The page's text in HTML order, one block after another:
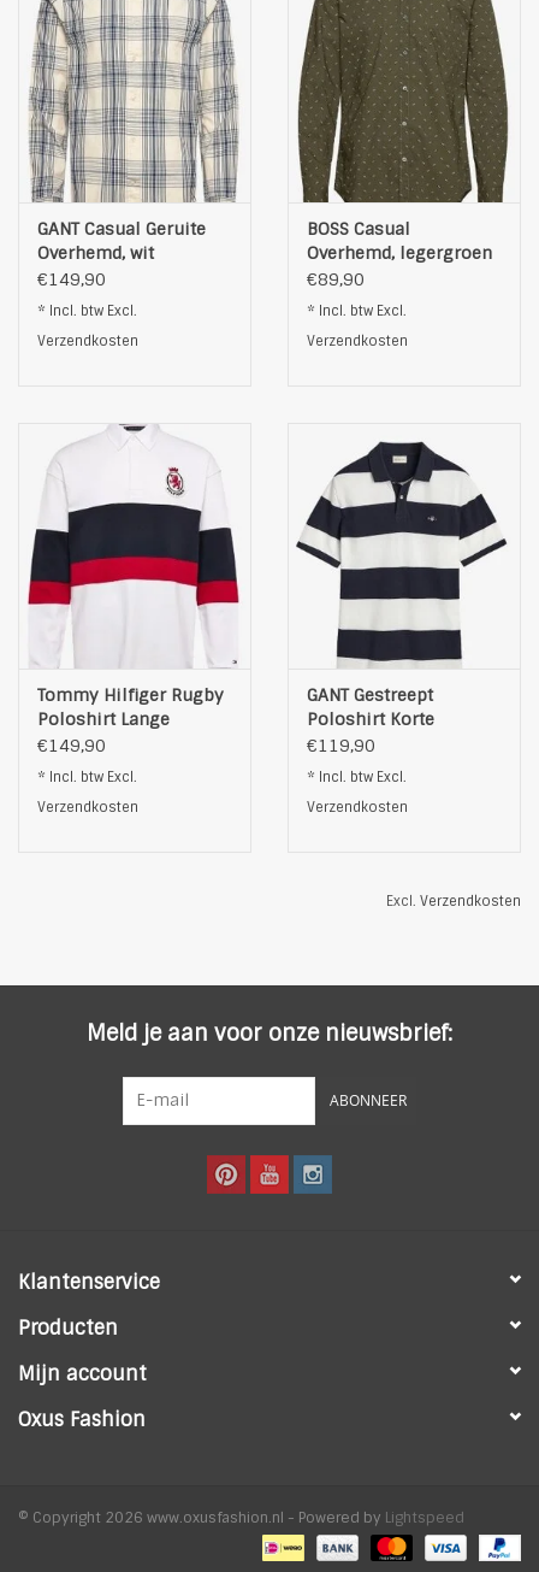
GANT Casual Geruite
Overhemd, wit
€149,90
* Incl. btw Excl.
Verzendkosten
BOSS Casual
Overhemd, legergroen
€89,90
* Incl. btw Excl.
Verzendkosten
Tommy Hilfiger Rugby
Poloshirt Lange
Mouwen, wit
€149,90
* Incl. btw Excl.
Verzendkosten
GANT Gestreept
Poloshirt Korte
Mouwen, wit
€119,90
* Incl. btw Excl.
Verzendkosten
Excl. Verzendkosten
Meld je aan voor onze nieuwsbrief:
ABONNEER
Klantenservice
Producten
Mijn account
Oxus Fashion
© Copyright 2026 www.oxusfashion.nl - Powered by Lightspeed